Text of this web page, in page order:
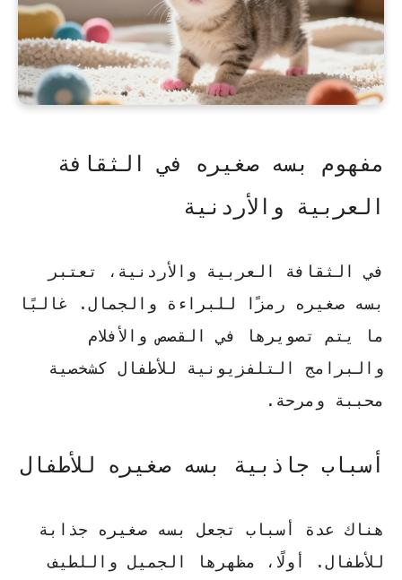
مفهوم بسه صغيره في الثقافة
العربية والأردنية
في الثقافة العربية والأردنية، تعتبر
بسه صغيره رمزًا للبراءة والجمال. غالبًا
ما يتم تصويرها في القصص والأفلام
والبرامج التلفزيونية للأطفال كشخصية
محببة ومرحة.
أسباب جاذبية بسه صغيره للأطفال
هناك عدة أسباب تجعل بسه صغيره جذابة
للأطفال. أولًا، مظهرها الجميل واللطيف